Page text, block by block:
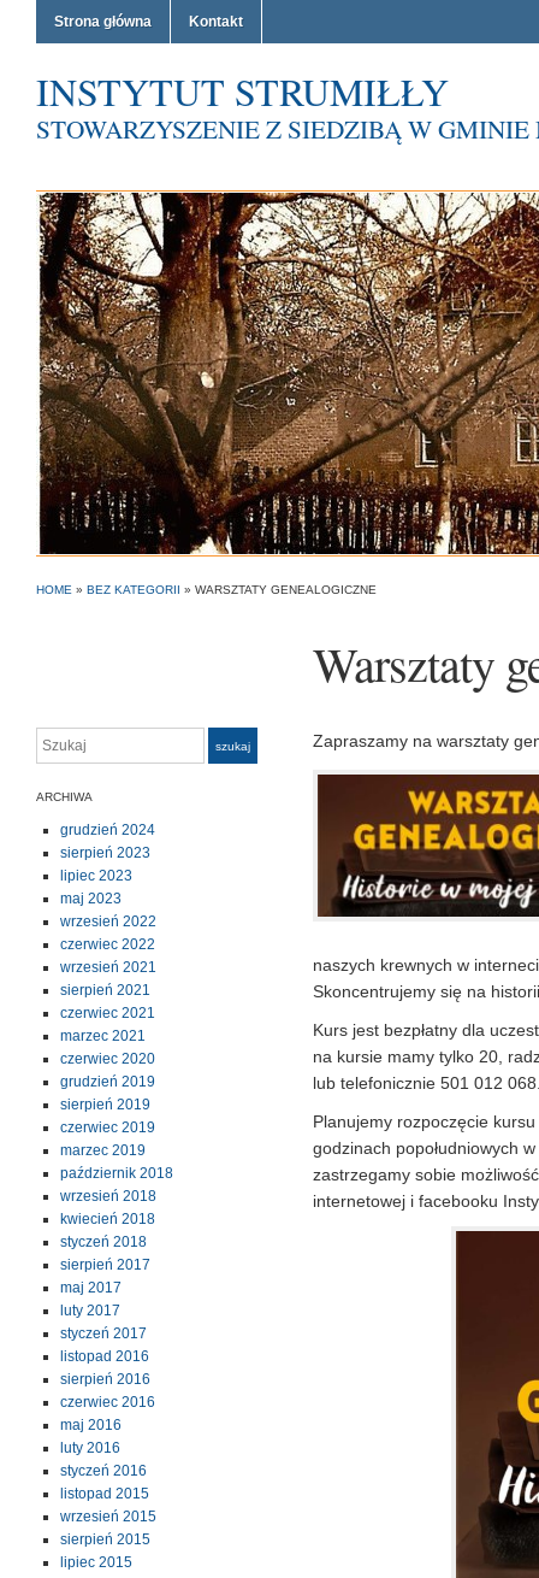
Strona główna Kontakt
INSTYTUT STRUMIŁŁY
STOWARZYSZENIE Z SIEDZIBĄ W
HOME » BEZ KATEGORII » WARSZTATY GENEALOGICZNE
Warsztaty
Szukaj szukaj
ARCHIWA
grudzień 2024
sierpień 2023
lipiec 2023
maj 2023
wrzesień 2022
czerwiec 2022
wrzesień 2021
sierpień 2021
czerwiec 2021
marzec 2021
czerwiec 2020
grudzień 2019
sierpień 2019
czerwiec 2019
marzec 2019
październik 2018
wrzesień 2018
kwiecień 2018
styczeń 2018
sierpień 2017
maj 2017
luty 2017
styczeń 2017
listopad 2016
sierpień 2016
czerwiec 2016
maj 2016
luty 2016
styczeń 2016
listopad 2015
wrzesień 2015
sierpień 2015
lipiec 2015
Zapraszamy na warsztaty
naszych krewnych w
Skoncentrujemy się na
Kurs jest bezpłatny dla
na kursie mamy tylko 20,
lub telefonicznie 501 012
Planujemy rozpoczęcie
godzinach popołudniowych
zastrzegamy sobie
internetowej i facebooku